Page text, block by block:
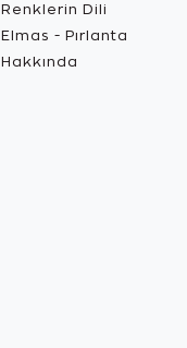
Renklerin Dili
Elmas - Pırlanta
Hakkında